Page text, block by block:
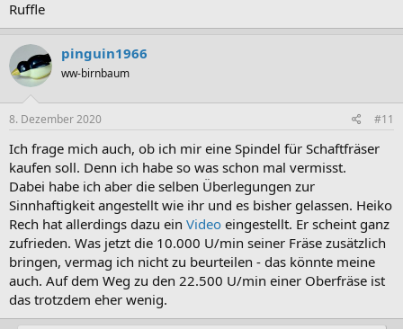
Ruffle
pinguin1966
ww-birnbaum
8. Dezember 2020 #11
Ich frage mich auch, ob ich mir eine Spindel für Schaftfräser
kaufen soll. Denn ich habe so was schon mal vermisst.
Dabei habe ich aber die selben Überlegungen zur
Sinnhaftigkeit angestellt wie ihr und es bisher gelassen. Heiko
Rech hat allerdings dazu ein Video eingestellt. Er scheint ganz
zufrieden. Was jetzt die 10.000 U/min seiner Fräse zusätzlich
bringen, vermag ich nicht zu beurteilen - das könnte meine
auch. Auf dem Weg zu den 22.500 U/min einer Oberfräse ist
das trotzdem eher wenig.